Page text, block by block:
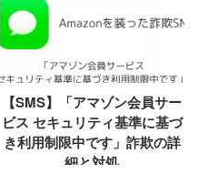
【SMS】「アマゾン会員サー
ビス セキュリティ基準に基づ
き利用制限中です」詐欺の詳
細と対処